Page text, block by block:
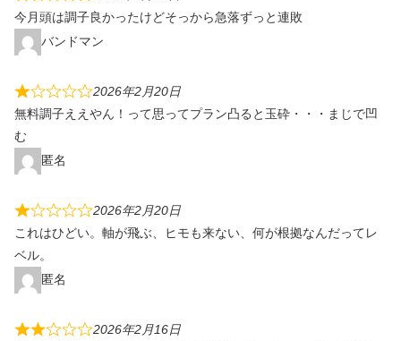
今月頭は調子良かったけどそっから急落ずっと連敗
バンドマン
2026年2月20日
無料調子ええやん！って思ってプラン凸ると玉砕・・・まじで凹
む
匿名
2026年2月20日
これはひどい。軸が飛ぶ、ヒモも来ない、何が根拠なんだってレ
ベル。
匿名
2026年2月16日